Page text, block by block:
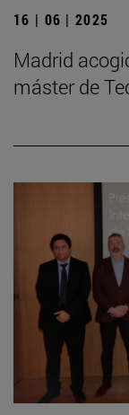
16 | 06 | 2025
Madrid
máster de